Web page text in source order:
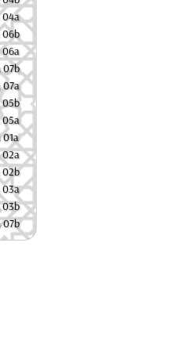
04a
06b
06a
07b
07a
05b
05a
01a
02a
02b
03a
03b
07b